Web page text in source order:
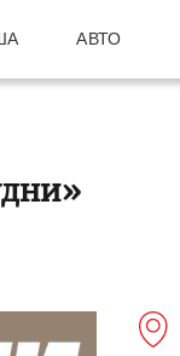
АВТО